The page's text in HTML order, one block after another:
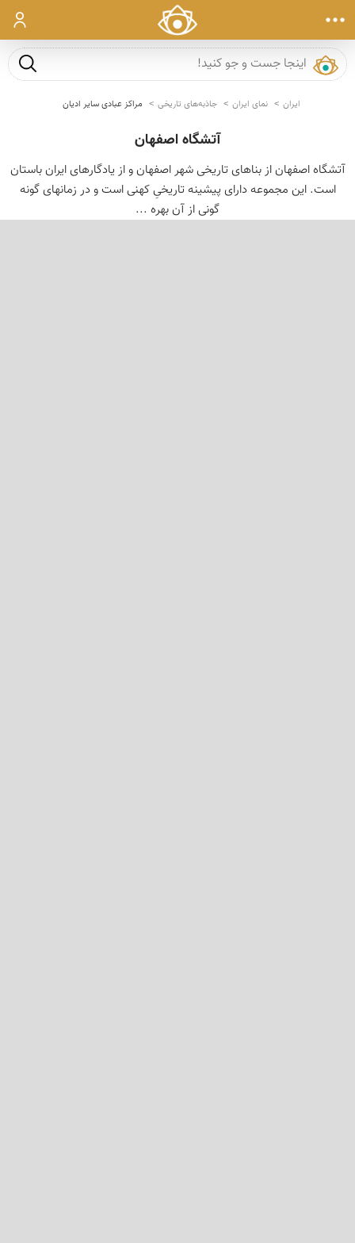
ورود
جست و
ایران نمای ایران جاذبه‌های تاریخی مراکز عبادی سایر ادیان
آتشگاه اصفهان
آتشگاه اصفهان از بناهای تاریخی شهر اصفهان و از یادگارهای ایران باستان
است. این مجموعه دارای پیشینه تاریخیِ کهنی است و در زمانهای گونه
گونی از آن بهره ...